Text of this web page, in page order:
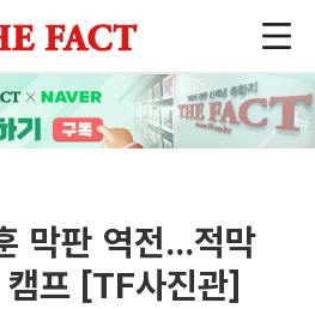
막판 역전...적막
프 [TF사진관]